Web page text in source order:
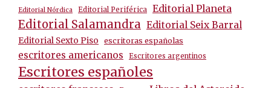
Editorial Nórdica Editorial Periférica Editorial Planeta
Editorial Salamandra Editorial Seix Barral
Editorial Sexto Piso escritoras españolas
escritores americanos Escritores argentinos
Escritores españoles